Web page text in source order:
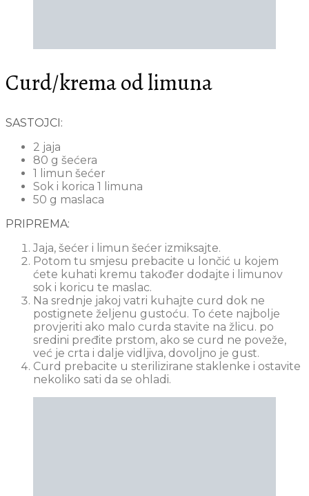
Curd/krema od limuna
SASTOJCI:
2 jaja
80 g šećera
1 limun šećer
Sok i korica 1 limuna
50 g maslaca
PRIPREMA:
Jaja, šećer i limun šećer izmiksajte.
Potom tu smjesu prebacite u lončić u kojem
ćete kuhati kremu također dodajte i limunov
sok i koricu te maslac.
Na srednje jakoj vatri kuhajte curd dok ne
postignete željenu gustoću. To ćete najbolje
provjeriti ako malo curda stavite na žlicu. po
sredini pređite prstom, ako se curd ne poveže,
već je crta i dalje vidljiva, dovoljno je gust.
Curd prebacite u sterilizirane staklenke i ostavite
nekoliko sati da se ohladi.